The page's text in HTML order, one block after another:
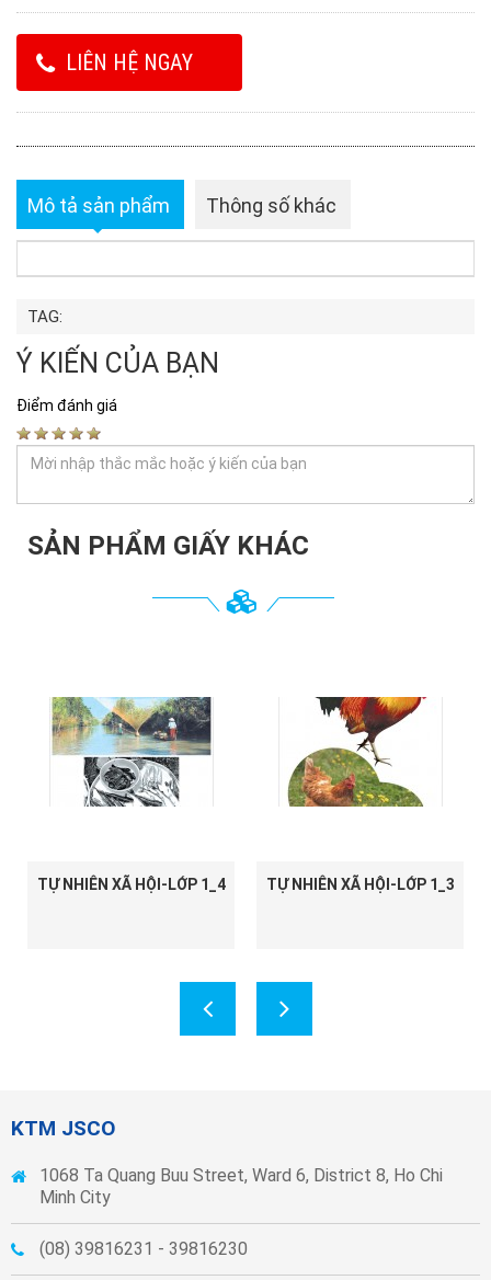
LIÊN HỆ NGAY
Mô tả sản phẩm Thông số khác
TAG:
Ý KIẾN CỦA BẠN
Điểm đánh giá
SẢN PHẨM GIẤY KHÁC
TỰ NHIÊN XÃ HỘI-LỚP 1_4 TỰ NHIÊN XÃ HỘI-LỚP 1_3
KTM JSCO
1068 Ta Quang Buu Street, Ward 6, District 8, Ho Chi
Minh City
(08) 39816231 - 39816230